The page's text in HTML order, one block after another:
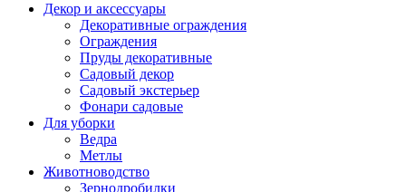
Декор и аксессуары
Декоративные ограждения
Ограждения
Пруды декоративные
Садовый декор
Садовый экстерьер
Фонари садовые
Для уборки
Ведра
Метлы
Животноводство
Зернодробилки